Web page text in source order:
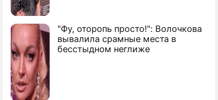
"Фу, оторопь просто!": Волочкова
вывалила срамные места в
бесстыдном неглиже